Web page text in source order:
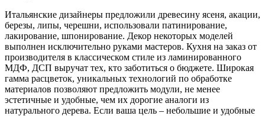
Итальянские дизайнеры предложили древесину ясеня, акации,
березы, липы, черешни, использовали патинирование,
лакирование, шпонирование. Декор некоторых моделей
выполнен исключительно руками мастеров. Кухня на заказ от
производителя в классическом стиле из ламинированного
МДФ, ДСП выручат тех, кто заботиться о бюджете. Широкая
гамма расцветок, уникальных технологий по обработке
материалов позволяют предложить модули, не менее
эстетичные и удобные, чем их дорогие аналоги из
натурального дерева. Если ваша цель – небольшие и удобные